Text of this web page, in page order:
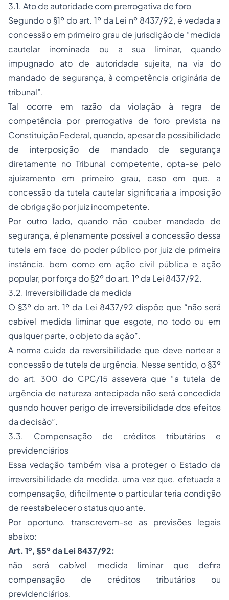
3.1. Ato de autoridade com prerrogativa de foro
Segundo o §1º do art. 1º da Lei nº 8437/92, é vedada a
concessão em primeiro grau de jurisdição de “medida
cautelar inominada ou a sua liminar, quando
impugnado ato de autoridade sujeita, na via do
mandado de segurança, à competência originária de
tribunal”.
Tal ocorre em razão da violação à regra de
competência por prerrogativa de foro prevista na
Constituição Federal, quando, apesar da possibilidade
de interposição de mandado de segurança
diretamente no Tribunal competente, opta-se pelo
ajuizamento em primeiro grau, caso em que, a
concessão da tutela cautelar significaria a imposição
de obrigação por juiz incompetente.
Por outro lado, quando não couber mandado de
segurança, é plenamente possível a concessão dessa
tutela em face do poder público por juiz de primeira
instância, bem como em ação civil pública e ação
popular, por força do §2º do art. 1º da Lei 8437/92.
3.2. Irreversibilidade da medida
O §3º do art. 1º da Lei 8437/92 dispõe que “não será
cabível medida liminar que esgote, no todo ou em
qualquer parte, o objeto da ação”.
A norma cuida da reversibilidade que deve nortear a
concessão de tutela de urgência. Nesse sentido, o §3º
do art. 300 do CPC/15 assevera que “a tutela de
urgência de natureza antecipada não será concedida
quando houver perigo de irreversibilidade dos efeitos
da decisão”.
3.3. Compensação de créditos tributários e
previdenciários
Essa vedação também visa a proteger o Estado da
irreversibilidade da medida, uma vez que, efetuada a
compensação, dificilmente o particular teria condição
de reestabelecer ostatus quo ante.
Por oportuno, transcrevem-se as previsões legais
abaixo:
Art. 1º, §5º da Lei 8437/92:
não será cabível medida liminar que defira
compensação de créditos tributários ou
previdenciários.